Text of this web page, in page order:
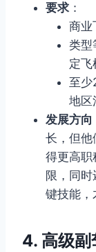
要求 ：
商业
类型
定飞
至少
地区
发展方向
长，但他
得更高职
限，同
键技能，
4. 高级